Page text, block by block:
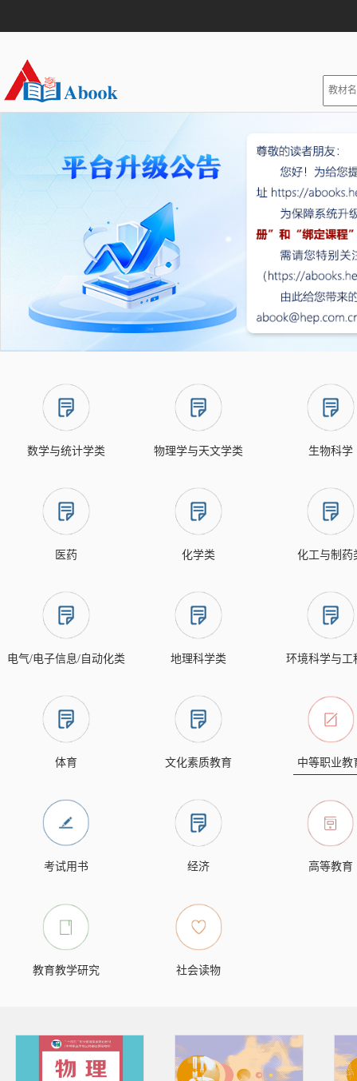
数学与统计学类 物理学与天文学类 生物科学
医药 化学类 化工与制药
电气/电子信息/自动化类 地理科学类 环境科学与工
体育 文化素质教育 中等职业教
考试用书 经济 高等教育
教育教学研究 社会读物